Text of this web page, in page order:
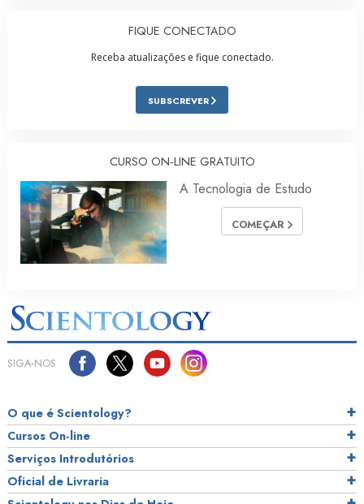
FIQUE CONECTADO
Receba atualizações e fique conectado.
SUBSCREVER
CURSO ON‑LINE GRATUITO
A Tecnologia de Estudo
COMEÇAR
SIGA‑NOS
O que é Scientology?
Cursos On‑line
Serviços Introdutórios
Oficial de Livraria